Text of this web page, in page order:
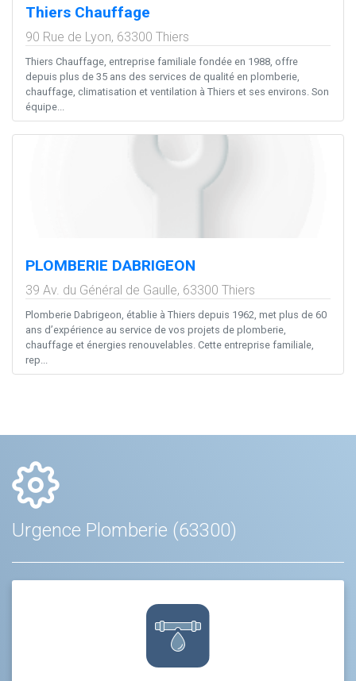
Thiers Chauffage
90 Rue de Lyon, 63300 Thiers
Thiers Chauffage, entreprise familiale fondée en 1988, offre
depuis plus de 35 ans des services de qualité en plomberie,
chauffage, climatisation et ventilation à Thiers et ses environs. Son
équipe...
PLOMBERIE DABRIGEON
39 Av. du Général de Gaulle, 63300 Thiers
Plomberie Dabrigeon, établie à Thiers depuis 1962, met plus de 60
ans d’expérience au service de vos projets de plomberie,
chauffage et énergies renouvelables. Cette entreprise familiale,
rep...
Urgence Plomberie (63300)